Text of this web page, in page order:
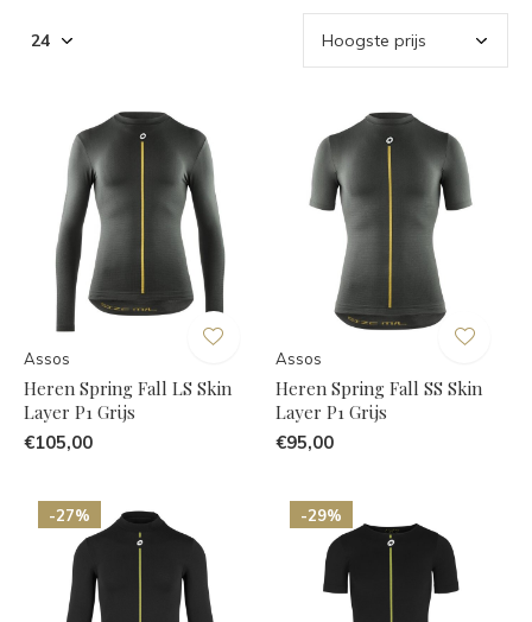
Assos
Heren Spring Fall LS Skin
Layer P1 Grijs
€105,00
Assos
Heren Spring Fall SS Skin
Layer P1 Grijs
€95,00
-27% -29%